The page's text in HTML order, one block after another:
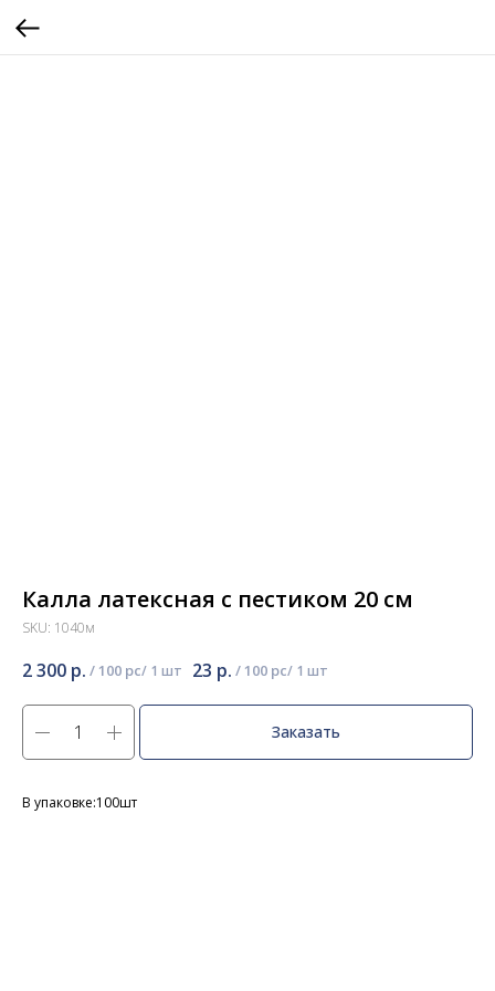
Калла латексная с пестиком 20 см
SKU: 1040м
2 300 р. / 100 pc 23 р. / 100 pc
Заказать
В упаковке:100шт